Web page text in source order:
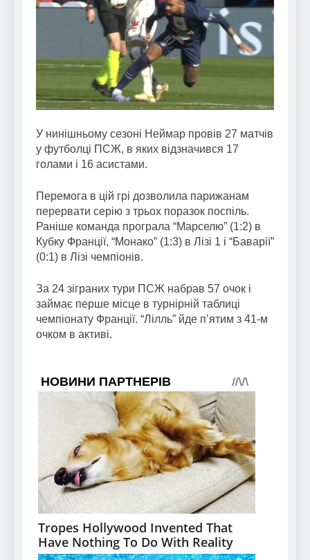
У нинішньому сезоні Неймар провів 27 матчів
у футболці ПСЖ, в яких відзначився 17
голами і 16 асистами.
Перемога в цій грі дозволила парижанам
перервати серію з трьох поразок поспіль.
Раніше команда програла “Марселю” (1:2) в
Кубку Франції, “Монако” (1:3) в Лізі 1 і “Баварії”
(0:1) в Лізі чемпіонів.
За 24 зіграних тури ПСЖ набрав 57 очок і
займає перше місце в турнірній таблиці
чемпіонату Франції. “Лілль” йде п’ятим з 41-м
очком в активі.